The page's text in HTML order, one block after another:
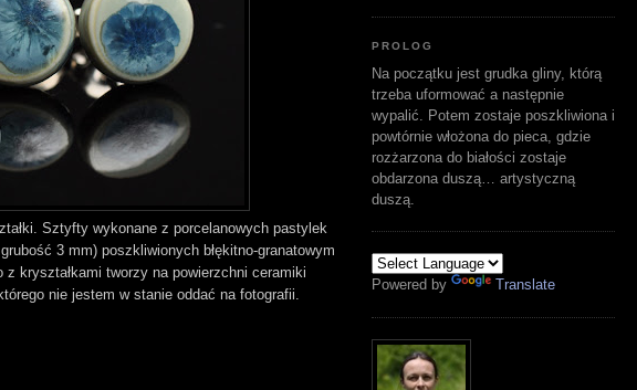
Sztyfty wykonane z porcelanowych pastylek
3 mm) poszkliwionych błękitno-granatowym
kryształkami tworzy na powierzchni ceramiki
nie jestem w stanie oddać na fotografii.
PROLOG
Na początku jest grudka gliny, którą
trzeba uformować a następnie
wypalić. Potem zostaje poszkliwiona i
powtórnie włożona do pieca, gdzie
rozżarzona do białości zostaje
obdarzona duszą… artystyczną
duszą.
Powered by Translate